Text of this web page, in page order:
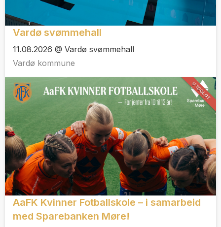
Vardø svømmehall
11.08.2026 @ Vardø svømmehall
Vardø kommune
AaFK Kvinner Fotballskole – i samarbeid
med Sparebanken Møre!
UTSOLGT